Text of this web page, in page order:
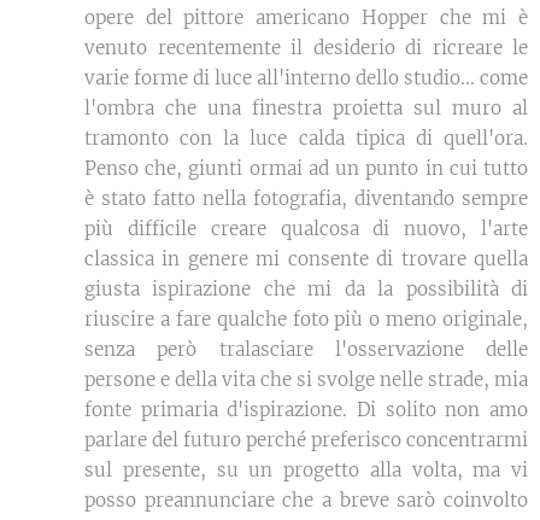
opere del pittore americano Hopper che mi è
venuto recentemente il desiderio di ricreare le
varie forme di luce all'interno dello studio... come
l'ombra che una finestra proietta sul muro al
tramonto con la luce calda tipica di quell'ora.
Penso che, giunti ormai ad un punto in cui tutto
è stato fatto nella fotografia, diventando sempre
più difficile creare qualcosa di nuovo, l'arte
classica in genere mi consente di trovare quella
giusta ispirazione che mi da la possibilità di
riuscire a fare qualche foto più o meno originale,
senza però tralasciare l'osservazione delle
persone e della vita che si svolge nelle strade, mia
fonte primaria d'ispirazione. Di solito non amo
parlare del futuro perché preferisco concentrarmi
sul presente, su un progetto alla volta, ma vi
posso preannunciare che a breve sarò coinvolto